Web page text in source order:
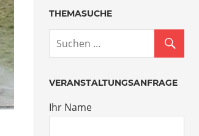
THEMASUCHE
VERANSTALTUNGSANFRAGE
Ihr Name